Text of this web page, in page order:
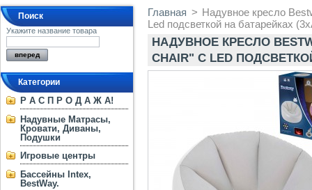
Поиск
Укажите название товара
Категории
Р А С П Р О Д А Ж А!
Надувные Матрасы,
Кровати, Диваны,
Подушки
Игровые центры
Бассейны Intex,
BestWay.
Главная > Надувное кресло
Led подсветкой на батарейках
НАДУВНОЕ КРЕСЛО
CHAIR" С LED